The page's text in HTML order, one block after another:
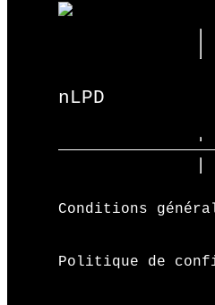
nLPD
Conditions
Politique de